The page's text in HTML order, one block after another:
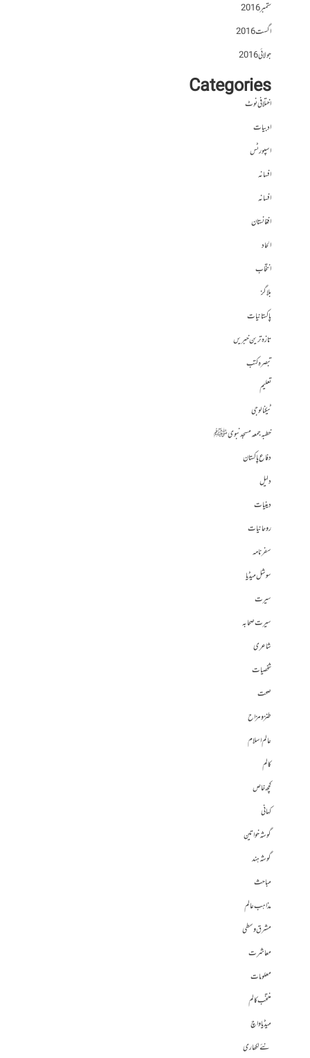
ستمبر 2016
اگست 2016
جولائی 2016
Categories
اختلافی نوٹ
ادبیات
اسپورٹس
افسانہ
افسانہ
افغانستان
الحاد
انتخاب
بلاگز
پاکستانیات
تازہ ترین خبریں
تبصرہ کتب
تعلیم
ٹیکنالوجی
خطبہ جمعہ مسجد نبوی ﷺ
دفاع پاکستان
دلیل
دینیات
روحانیات
سفرنامہ
سوشل میڈیا
سیرت
سیرت صحابہ
شاعری
شخصیات
صحت
طنز و مزاح
عالم اسلام
کالم
کچھ خاص
کہانی
گوشہ خواتین
گوشہ ہند
مباحث
مذاہب عالم
مشرق وسطی
معاشرت
معلومات
منتخب کالم
میڈیا واچ
نئے لکھاری